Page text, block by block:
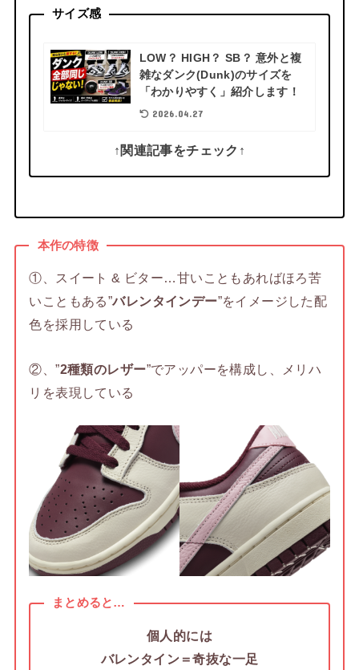
サイズ感
LOW？ HIGH？ SB？ 意外と複
雑なダンク(Dunk)のサイズを
「わかりやすく」紹介します！
2026.04.27
↑関連記事をチェック↑
本作の特徴
①、スイート & ビター…甘いこともあればほろ苦
いこともある”バレンタインデー”をイメージした配
色を採用している
②、”2種類のレザー”でアッパーを構成し、メリハ
リを表現している
まとめると…
個人的には
バレンタイン＝奇抜な一足